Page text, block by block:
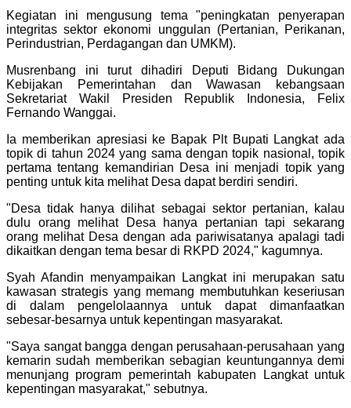
Kegiatan ini mengusung tema "peningkatan penyerapan
integritas sektor ekonomi unggulan (Pertanian, Perikanan,
Perindustrian, Perdagangan dan UMKM).
Musrenbang ini turut dihadiri Deputi Bidang Dukungan
Kebijakan Pemerintahan dan Wawasan kebangsaan
Sekretariat Wakil Presiden Republik Indonesia, Felix
Fernando Wanggai.
Ia memberikan apresiasi ke Bapak Plt Bupati Langkat ada
topik di tahun 2024 yang sama dengan topik nasional, topik
pertama tentang kemandirian Desa ini menjadi topik yang
penting untuk kita melihat Desa dapat berdiri sendiri.
"Desa tidak hanya dilihat sebagai sektor pertanian, kalau
dulu orang melihat Desa hanya pertanian tapi sekarang
orang melihat Desa dengan ada pariwisatanya apalagi tadi
dikaitkan dengan tema besar di RKPD 2024," kagumnya.
Syah Afandin menyampaikan Langkat ini merupakan satu
kawasan strategis yang memang membutuhkan keseriusan
di dalam pengelolaannya untuk dapat dimanfaatkan
sebesar-besarnya untuk kepentingan masyarakat.
"Saya sangat bangga dengan perusahaan-perusahaan yang
kemarin sudah memberikan sebagian keuntungannya demi
menunjang program pemerintah kabupaten Langkat untuk
kepentingan masyarakat," sebutnya.